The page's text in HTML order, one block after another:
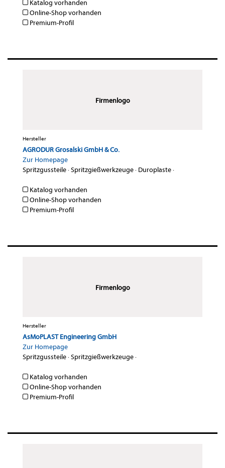
Katalog vorhanden
Online-Shop vorhanden
Premium-Profil
Firmenlogo
Hersteller
AGRODUR Grosalski GmbH & Co.
Zur Homepage
Spritzgussteile·Spritzgießwerkzeuge· Duroplaste·
Katalog vorhanden
Online-Shop vorhanden
Premium-Profil
Firmenlogo
Hersteller
AsMoPLAST Engineering GmbH
Zur Homepage
Spritzgussteile·Spritzgießwerkzeuge·
Katalog vorhanden
Online-Shop vorhanden
Premium-Profil